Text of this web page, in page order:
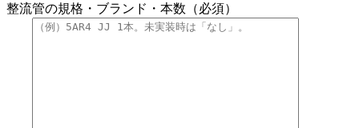
整流管の規格・ブランド・本数（必須）